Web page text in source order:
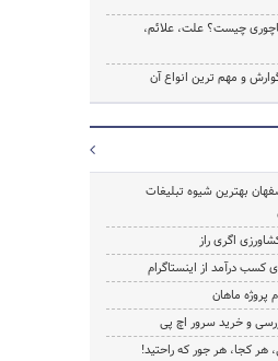
چیست؟ علت، علائم،
و مهم ترین انواع آن
بهترین شیوه تبلیغات
اگری راز
کسب درآمد از اینستاگرام
ماهان
هر کجا، هر جور که راحتید!